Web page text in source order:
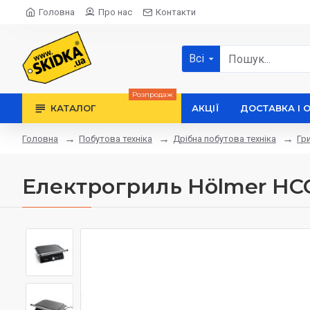
Головна Про нас Контакти
Всі
КАТАЛОГ
Розпродаж
АКЦІЇ ДОСТАВКА І
Головна Побутова техніка Дрібна побутова техніка
Електрогриль Hölmer